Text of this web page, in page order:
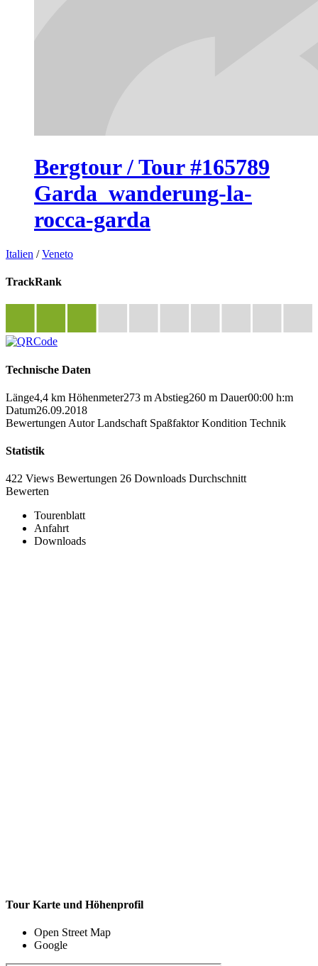
Bergtour / Tour #165789
Garda_wanderung-la-
rocca-garda
Italien /Veneto
TrackRank
Technische Daten
Länge4,4 km Höhenmeter273 m Abstieg260 m Dauer00:00 h:m
Datum26.09.2018
Bewertungen Autor Landschaft Spaßfaktor Kondition Technik
Statistik
422 Views Bewertungen 26 Downloads Durchschnitt
Bewerten
Tourenblatt
Anfahrt
Downloads
Tour Karte und Höhenprofil
Open Street Map
Google